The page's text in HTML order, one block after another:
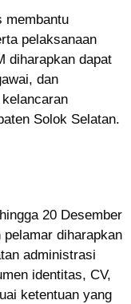
membantu
pelaksanaan
diharapkan dapat
dan
Solok Selatan.
20 Desember
diharapkan
administrasi
identitas, CV,
ketentuan yang